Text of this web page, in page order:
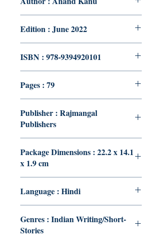
Edition : June 2022
ISBN : 978-9394920101
Pages : 79
Publisher : Rajmangal
Publishers
Package Dimensions : 22.2 x 14.1
x 1.9 cm
Language : Hindi
Genres : Indian Writing/Short-
Stories